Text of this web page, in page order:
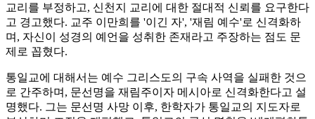
교리를 부정하고, 신천지 교리에 대한 절대적 신뢰를 요구한다
고 경고했다. 교주 이만희를 '이긴 자', '재림 예수'로 신격화하
며, 자신이 성경의 예언을 성취한 존재라고 주장하는 점도 문
제로 꼽혔다.
통일교에 대해서는 예수 그리스도의 구속 사역을 실패한 것으
로 간주하며, 문선명을 재림주이자 메시아로 신격화한다고 설
명했다. 그는 문선명 사망 이후, 한학자가 통일교의 지도자로